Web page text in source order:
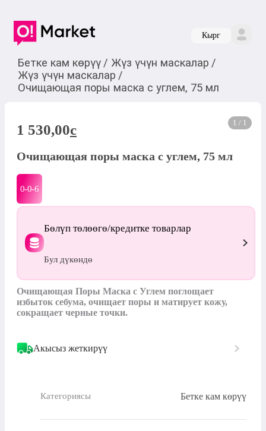
Кырг
Бетке кам көрүү / Жүз үчүн маскалар /
Жүз үчүн маскалар /
Очищающая поры маска с углем, 75 мл
1 / 1
1 530,00c
Очищающая поры маска с углем, 75 мл
0-0-6
Бөлүп төлөөгө/кредитке товарлар
Бул дүкөндө
Очищающая Поры Маска с Углем поглощает
избыток себума, очищает поры и матирует кожу,
сокращает черные точки.
Акысыз жеткирүү
Категориясы Бетке кам көрүү